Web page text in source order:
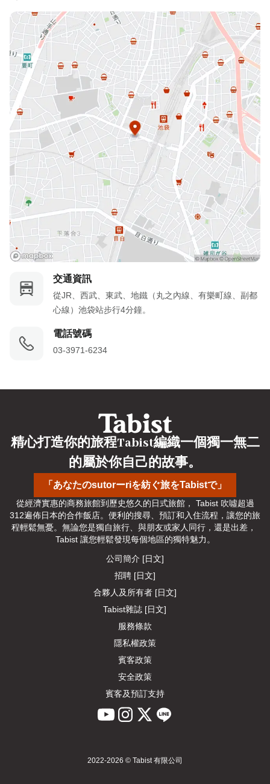
交通資訊
從JR、西武、東武、地鐵（丸之內線、有樂町線、副都
心線）池袋站步行4分鐘。
電話號碼
03-3971-6234
「あなたのsutorーriを紡ぐ旅をTabistで」
精心打造你的旅程Tabist編織一個獨一無二
的屬於你自己的故事。
從經濟實惠的商務旅館到歷史悠久的日式旅館， Tabist 吹噓超過
312遍佈日本的合作飯店。便利的搜尋、預訂和入住流程，讓您的旅
程輕鬆無憂。無論您是獨自旅行、與朋友或家人同行，還是出差，
Tabist 讓您輕鬆發現每個地區的獨特魅力。
公司簡介 [日文]
招聘 [日文]
合夥人及所有者 [日文]
Tabist雜誌 [日文]
服務條款
隱私權政策
賓客政策
安全政策
賓客及預訂支持
2022-2026 © Tabist 有限公司